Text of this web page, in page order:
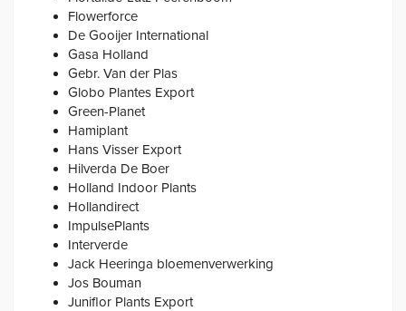
Flowerforce
De Gooijer International
Gasa Holland
Gebr. Van der Plas
Globo Plantes Export
Green-Planet
Hamiplant
Hans Visser Export
Hilverda De Boer
Holland Indoor Plants
Hollandirect
ImpulsePlants
Interverde
Jack Heeringa bloemenverwerking
Jos Bouman
Juniflor Plants Export